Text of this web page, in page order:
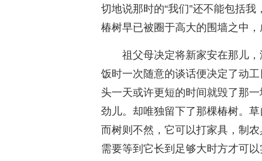
切地说那时的“我们”还不能包括
椿树早已被圈于高大的围墙之中
祖父母决定将新家安在那儿
饭时一次随意的谈话便决定了动
头一天或许更短的时间就毁了那
劲儿。却唯独留下了那棵椿树。
而树则不然，它可以打家具，制
需要等到它长到足够大时方才可